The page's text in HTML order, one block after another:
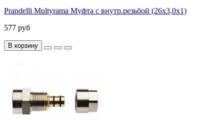
Prandelli Multyrama Муфта с внутр.резьбой (26х3,0х1)
577 руб
В корзину